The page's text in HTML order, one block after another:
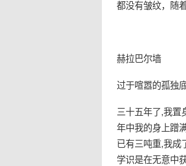
都没有皱纹，随
赫拉巴尔墙
过于喧嚣的孤独
三十五年了,我置
年中我的身上蹭
已有三吨重,我成
学识是在无意中